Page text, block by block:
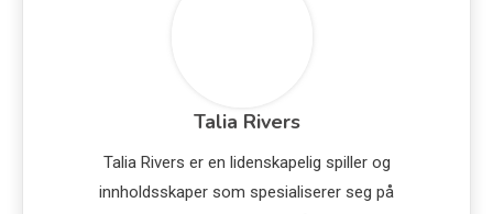
Talia Rivers
Talia Rivers er en lidenskapelig spiller og
innholdsskaper som spesialiserer seg på